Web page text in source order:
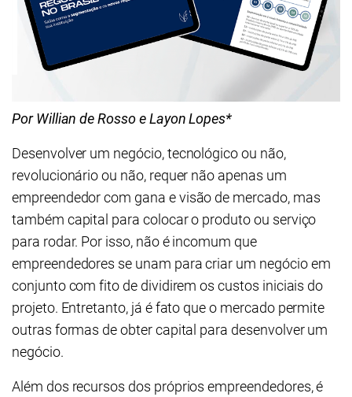
Por Willian de Rosso e Layon Lopes*
Desenvolver um negócio, tecnológico ou não,
revolucionário ou não, requer não apenas um
empreendedor com gana e visão de mercado, mas
também capital para colocar o produto ou serviço
para rodar. Por isso, não é incomum que
empreendedores se unam para criar um negócio em
conjunto com fito de dividirem os custos iniciais do
projeto. Entretanto, já é fato que o mercado permite
outras formas de obter capital para desenvolver um
negócio.
Além dos recursos dos próprios empreendedores, é